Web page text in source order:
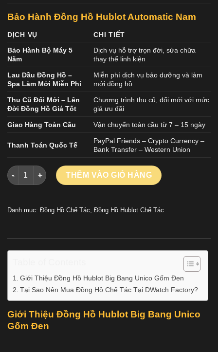
Bảo Hành Đồng Hồ Hublot Automatic Nam
DỊCH VỤ
CHI TIẾT
Bảo Hành Bộ Máy 5
Năm
Dịch vụ hỗ trợ trọn đời, sửa chữa
thay thế linh kiện
Lau Dầu Đồng Hồ –
Spa Làm Mới Miễn Phí
Miễn phí dịch vụ bảo dưỡng và làm
mới đồng hồ
Thu Cũ Đổi Mới – Lên
Đời Đồng Hồ Giá Tốt
Chương trình thu cũ, đổi mới với mức
giá ưu đãi
Giao Hàng Toàn Cầu Vận chuyển toàn cầu từ 7 – 15 ngày
Thanh Toán Quốc Tế
PayPal Friends – Crypto Currency –
Bank Transfer – Western Union
Đồng Hồ Hublot Big Bang Unico Gốm Đen Fake Cao Cấp Nhà
THÊM VÀO GIỎ HÀNG
Danh mục: Đồng Hồ Chế Tác Đồng Hồ Hublot Chế Tác
Giới Thiệu Đồng Hồ Hublot Big Bang Unico Gốm Đen
Tại Sao Nên Mua Đồng Hồ Chế Tác Tại DWatch Factory?
Giới Thiệu Đồng Hồ Hublot Big Bang Unico
Gốm Đen